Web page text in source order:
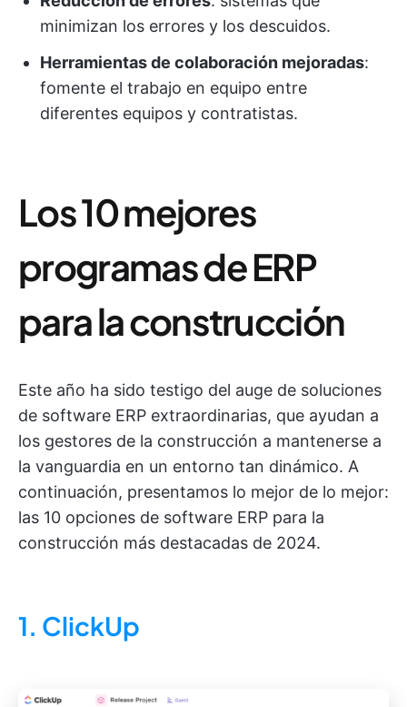
minimizan los errores y los descuidos.
Herramientas de colaboración mejoradas:
fomente el trabajo en equipo entre
diferentes equipos y contratistas.
Los 10 mejores
programas de ERP
para la construcción
Este año ha sido testigo del auge de soluciones
de software ERP extraordinarias, que ayudan a
los gestores de la construcción a mantenerse a
la vanguardia en un entorno tan dinámico. A
continuación, presentamos lo mejor de lo mejor:
las 10 opciones de software ERP para la
construcción más destacadas de 2024.
1. ClickUp